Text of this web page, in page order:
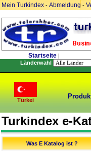
Mein Turkindex - Abmeldung -
Startseite |
Länderwahl
Türkei
Turkindex e-
Was E Katalog ist ?